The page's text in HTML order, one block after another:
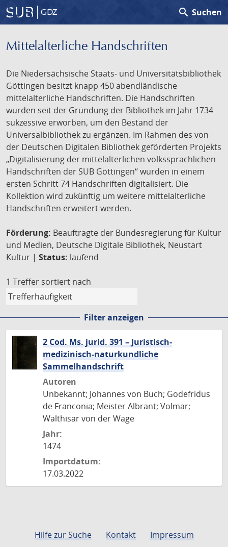
GDZ search Suchen
Mittelalterliche Handschriften
Die Niedersächsische Staats- und Universitätsbibliothek
Göttingen besitzt knapp 450 abendländische
mittelalterliche Handschriften. Die Handschriften
wurden seit der Gründung der Bibliothek im Jahr 1734
sukzessive erworben, um den Bestand der
Universalbibliothek zu ergänzen. Im Rahmen des von
der Deutschen Digitalen Bibliothek geförderten Projekts
„Digitalisierung der mittelalterlichen volkssprachlichen
Handschriften der SUB Göttingen“ wurden in einem
ersten Schritt 74 Handschriften digitalisiert. Die
Kollektion wird zukünftig um weitere mittelalterliche
Handschriften erweitert werden.
Förderung: Beauftragte der Bundesregierung für Kultur
und Medien, Deutsche Digitale Bibliothek, Neustart
Kultur | Status: laufend
1 Treffer sortiert nach
Filter anzeigen
2 Cod. Ms. jurid. 391 – Juristisch-
medizinisch-naturkundliche
Sammelhandschrift
Autoren
Unbekannt; Johannes von Buch; Godefridus
de Franconia; Meister Albrant; Volmar;
Walthisar von der Wage
Jahr:
1474
Importdatum:
17.03.2022
Hilfe zur Suche Kontakt
Impressum